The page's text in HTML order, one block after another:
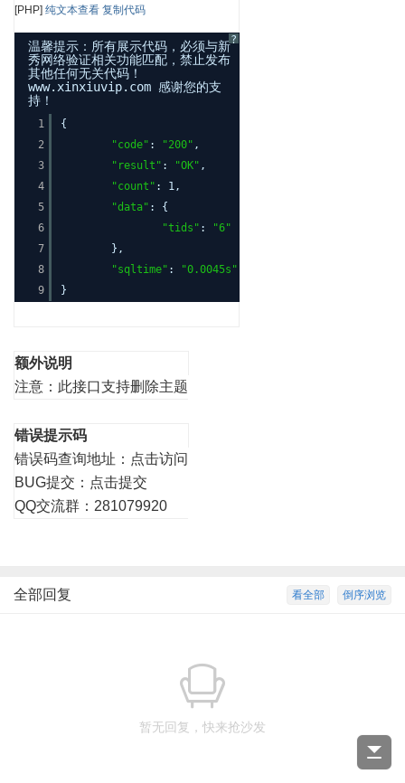
[PHP] 纯文本查看 复制代码
?
温馨提示：所有展示代码，必须与新
秀网络验证相关功能匹配，禁止发布
其他任何无关代码！
www.xinxiuvip.com 感谢您的支
持！
1
2
3
4
5
6
7
8
9
{
"code" : "200" ,
"result" : "OK" ,
"count" : 1,
"data" : {
"tids" :
"6"
},
"sqltime" :
"0.0045s"
}
额外说明
注意：此接口支持删除主题
错误提示码
错误码查询地址： 点击访问
BUG提交： 点击提交
QQ交流群：281079920
倒序浏览
看全部
全部回复
暂无回复，快来抢沙发